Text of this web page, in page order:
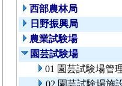
西部農林局
日野振興局
農業試験場
園芸試験場
01 園芸試験場管